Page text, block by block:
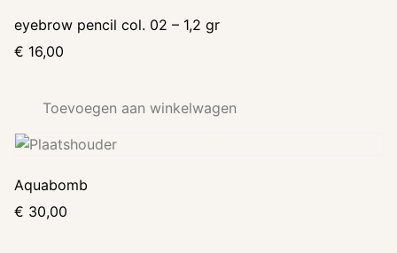
eyebrow pencil col. 02 – 1,2 gr
€ 16,00
Toevoegen aan winkelwagen
Aquabomb
€ 30,00